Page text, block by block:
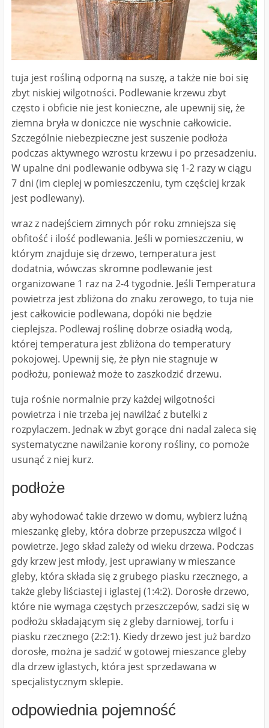
tuja jest rośliną odporną na suszę, a także nie boi się
zbyt niskiej wilgotności. Podlewanie krzewu zbyt
często i obficie nie jest konieczne, ale upewnij się, że
ziemna bryła w doniczce nie wyschnie całkowicie.
Szczególnie niebezpieczne jest suszenie podłoża
podczas aktywnego wzrostu krzewu i po przesadzeniu.
W upalne dni podlewanie odbywa się 1-2 razy w ciągu
7 dni (im cieplej w pomieszczeniu, tym częściej krzak
jest podlewany).
wraz z nadejściem zimnych pór roku zmniejsza się
obfitość i ilość podlewania. Jeśli w pomieszczeniu, w
którym znajduje się drzewo, temperatura jest
dodatnia, wówczas skromne podlewanie jest
organizowane 1 raz na 2-4 tygodnie. Jeśli Temperatura
powietrza jest zbliżona do znaku zerowego, to tuja nie
jest całkowicie podlewana, dopóki nie będzie
cieplejsza. Podlewaj roślinę dobrze osiadłą wodą,
której temperatura jest zbliżona do temperatury
pokojowej. Upewnij się, że płyn nie stagnuje w
podłożu, ponieważ może to zaszkodzić drzewu.
tuja rośnie normalnie przy każdej wilgotności
powietrza i nie trzeba jej nawilżać z butelki z
rozpylaczem. Jednak w zbyt gorące dni nadal zaleca się
systematyczne nawilżanie korony rośliny, co pomoże
usunąć z niej kurz.
podłoże
aby wyhodować takie drzewo w domu, wybierz luźną
mieszankę gleby, która dobrze przepuszcza wilgoć i
powietrze. Jego skład zależy od wieku drzewa. Podczas
gdy krzew jest młody, jest uprawiany w mieszance
gleby, która składa się z grubego piasku rzecznego, a
także gleby liściastej i iglastej (1:4:2). Dorosłe drzewo,
które nie wymaga częstych przeszczepów, sadzi się w
podłożu składającym się z gleby darniowej, torfu i
piasku rzecznego (2:2:1). Kiedy drzewo jest już bardzo
dorosłe, można je sadzić w gotowej mieszance gleby
dla drzew iglastych, która jest sprzedawana w
specjalistycznym sklepie.
odpowiednia pojemność